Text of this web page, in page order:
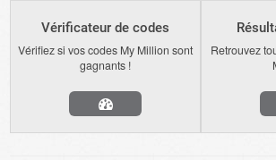
Vérificateur de codes
Vérifiez si vos codes My Million sont
gagnants !
Retrouvez